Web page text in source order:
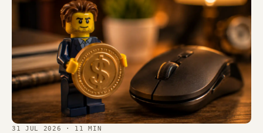
31 JUL 2026 · 11 MIN